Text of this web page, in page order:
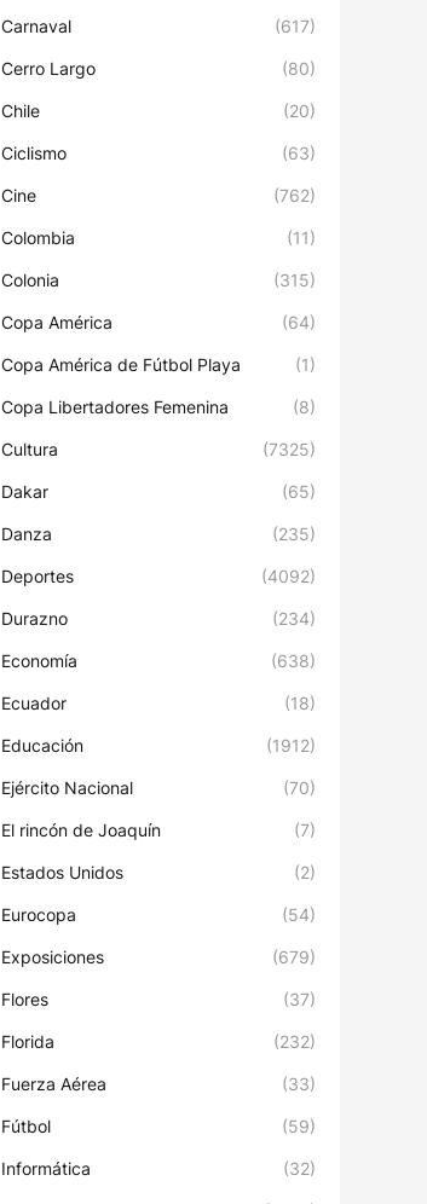
Carnaval (617)
Cerro Largo (80)
Chile (20)
Ciclismo (63)
Cine (762)
Colombia (11)
Colonia (315)
Copa América (64)
Copa América de Fútbol Playa (1)
Copa Libertadores Femenina (8)
Cultura (7325)
Dakar (65)
Danza (235)
Deportes (4092)
Durazno (234)
Economía (638)
Ecuador (18)
Educación (1912)
Ejército Nacional (70)
El rincón de Joaquín (7)
Estados Unidos (2)
Eurocopa (54)
Exposiciones (679)
Flores (37)
Florida (232)
Fuerza Aérea (33)
Fútbol (59)
Informática (32)